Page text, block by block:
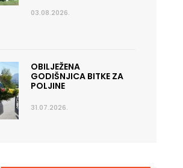
03.08.2026.
OBILJEŽENA
GODIŠNJICA BITKE ZA
POLJINE
31.07.2026.